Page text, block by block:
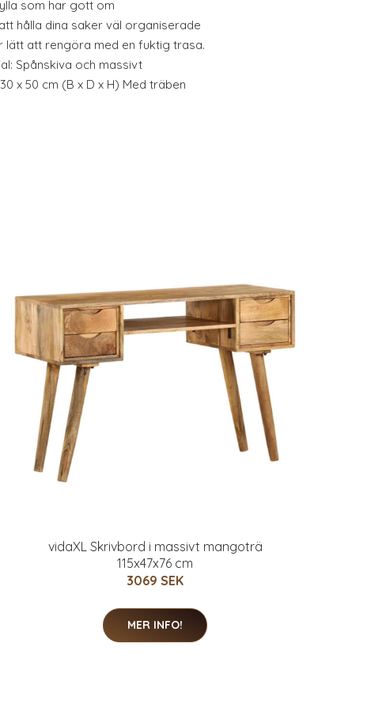
som har gott om
hålla dina saker väl organiserade
lätt att rengöra med en fuktig trasa.
Spånskiva och massivt
x 50 cm (B x D x H) Med träben
vidaXL Skrivbord i massivt mangoträ
115x47x76 cm
3069 SEK
MER INFO!